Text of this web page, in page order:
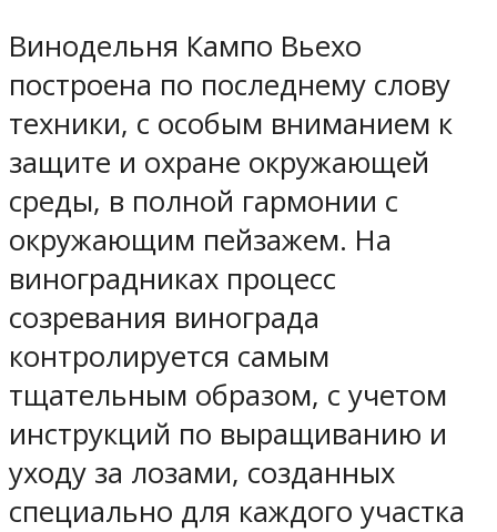
Винодельня Кампо Вьехо
построена по последнему слову
техники, с особым вниманием к
защите и охране окружающей
среды, в полной гармонии с
окружающим пейзажем. На
виноградниках процесс
созревания винограда
контролируется самым
тщательным образом, с учетом
инструкций по выращиванию и
уходу за лозами, созданных
специально для каждого участка